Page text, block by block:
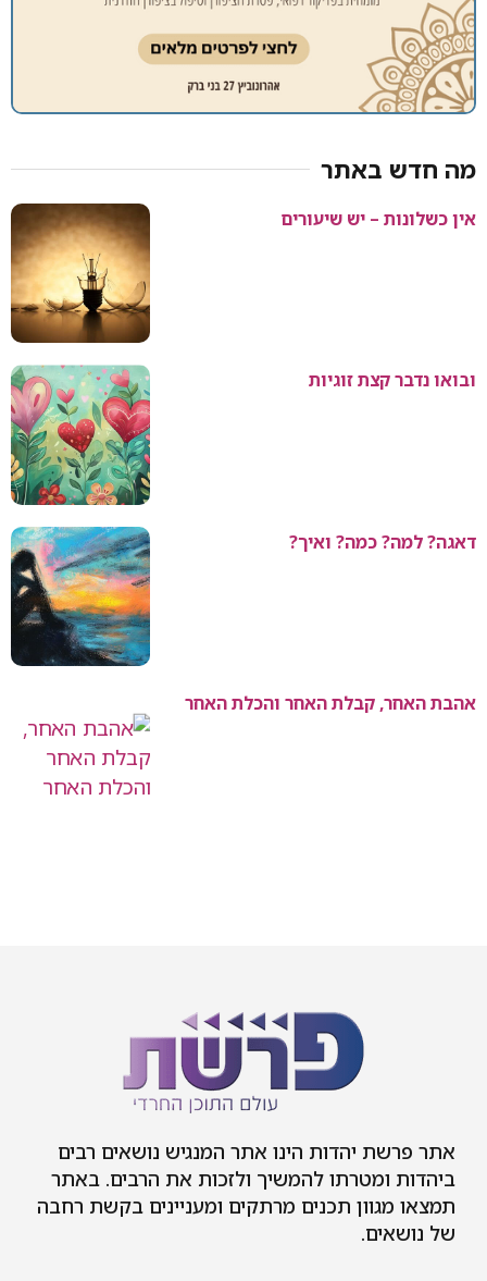
מה חדש באתר
אין כשלונות – יש שיעורים
ובואו נדבר קצת זוגיות
דאגה? למה? כמה? ואיך?
אהבת האחר, קבלת האחר והכלת האחר
אתר פרשת יהדות הינו אתר המנגיש נושאים רבים
ביהדות ומטרתו להמשיך ולזכות את הרבים. באתר
תמצאו מגוון תכנים מרתקים ומעניינים בקשת רחבה
של נושאים.